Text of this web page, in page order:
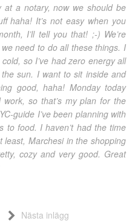
at a notary, now we should be
haha! It’s not easy when you
I’ll tell you that! ;-) We’re
need to do all these things. I
so I’ve had zero energy all
sun. I want to sit inside and
good, haha! Monday today
so that’s my plan for the
guide I’ve been planning with
to food. I haven’t had the time
Marchesi in the shopping
cozy and very good. Great
Nästa inlägg